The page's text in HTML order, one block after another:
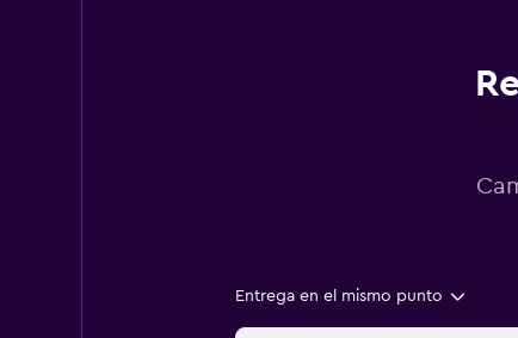
Entrega en el mismo punto